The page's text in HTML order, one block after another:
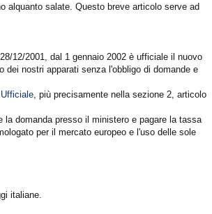
alquanto salate. Questo breve articolo serve ad
12/2001, dal 1 gennaio 2002 è ufficiale il nuovo
nostri apparati senza l'obbligo di domande e
, più precisamente nella sezione 2, articolo
la domanda presso il ministero e pagare la tassa
per il mercato europeo e l'uso delle sole
italiane.